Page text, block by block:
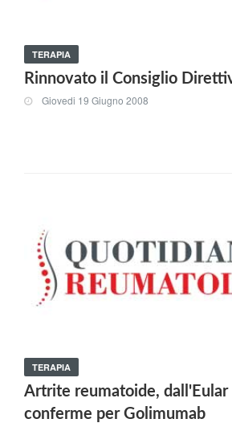
TERAPIA
Rinnovato il Consiglio
Giovedi 19 Giugno 2008
TERAPIA
Artrite reumatoide, dall'Eular
conferme per Golimumab